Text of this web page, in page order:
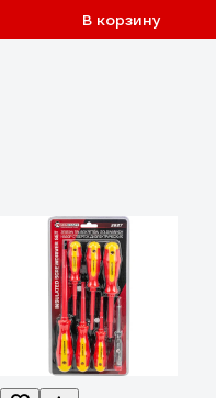
В корзину